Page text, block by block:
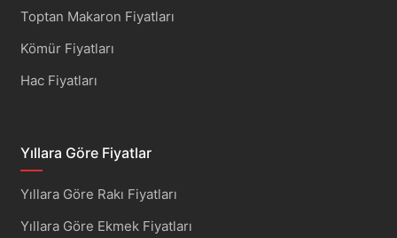
Toptan Makaron Fiyatları
Kömür Fiyatları
Hac Fiyatları
Yıllara Göre Fiyatlar
Yıllara Göre Rakı Fiyatları
Yıllara Göre Ekmek Fiyatları